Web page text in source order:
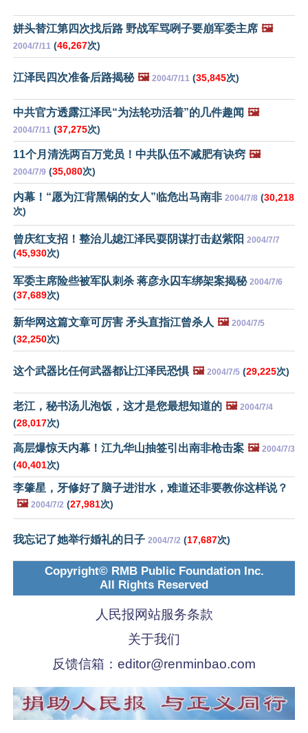
姘头替江第四次找后路 野战军骂咧子要崩军委主席 🖼️
2004/7/11 (46,267次)
江泽民四次准备后路揭秘 🖼️ 2004/7/11 (35,845次)
中共官方透露江泽民“为法轮功活着”的几件趣闻 🖼️
2004/7/11 (37,275次)
11个月清洗两百万党员！中共队伍不减肥有诀窍 🖼️
2004/7/9 (35,080次)
内幕！“愿为江背黑锅的女人”临危出马南非 2004/7/8 (30,218
次)
曾庆红支招！整治儿媳江泽民耍阴谋打击赵紫阳 2004/7/7
(45,930次)
军委主席险些被军队刺杀 蒋彦永囚车绑架案揭秘 2004/7/6
(37,689次)
新华网这篇文章可厉害 矛头直指江曾杀人 🖼️ 2004/7/5
(32,250次)
这个武器比任何武器都让江泽民恐惧 🖼️ 2004/7/5 (29,225次)
老江，秘书汤儿泡饭，这才是您最想知道的 🖼️ 2004/7/4
(28,017次)
高层爆惊天内幕！江九华山抽签引出南非枪击案 🖼️ 2004/7/3
(40,401次)
李肇星，牙修好了脑子进泔水，难道还非要教你这样说？
🖼️ 2004/7/2 (27,981次)
我忘记了她举行婚礼的日子 2004/7/2 (17,687次)
Copyright© RMB Public Foundation Inc.
All Rights Reserved
人民报网站服务条款
关于我们
反馈信箱： editor@renminbao.com